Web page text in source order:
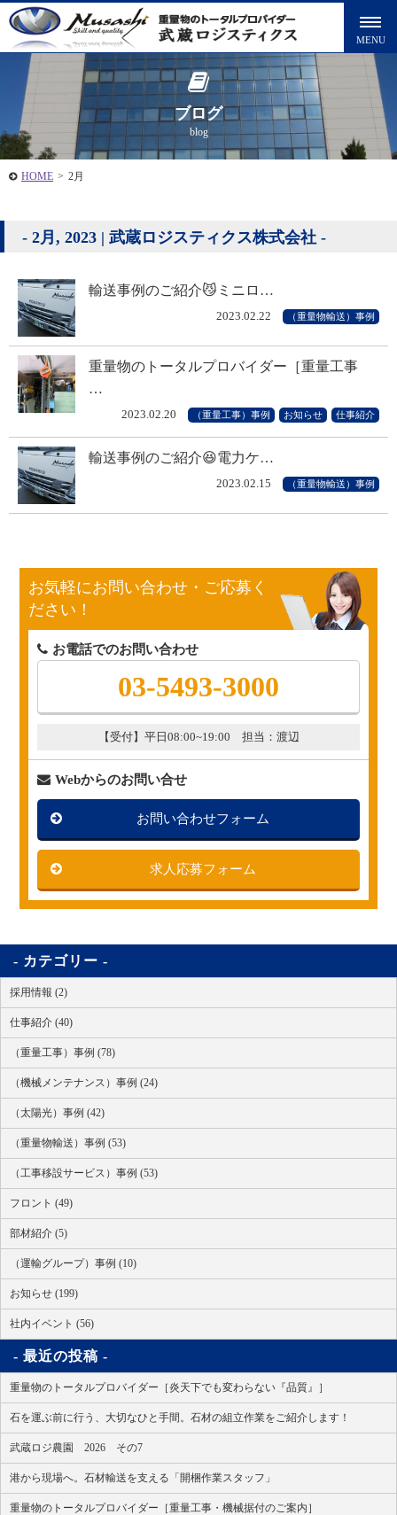
ブログ
blog
HOME > 2月
2月, 2023 | 武蔵ロジスティクス株式会社
輸送事例のご紹介😼ミニロ…
2023.02.22 （重量物輸送）事例
重量物のトータルプロバイダー［重量工事
…
2023.02.20 （重量工事）事例 お知らせ 仕事紹介
輸送事例のご紹介😆電力ケ…
2023.02.15 （重量物輸送）事例
お気軽にお問い合わせ・ご応募く
ださい！
お電話でのお問い合わせ
03-5493-3000
【受付】平日08:00~19:00 担当：渡辺
Webからのお問い合せ
お問い合わせフォーム
求人応募フォーム
カテゴリー
採用情報 (2)
仕事紹介 (40)
（重量工事）事例 (78)
（機械メンテナンス）事例 (24)
（太陽光）事例 (42)
（重量物輸送）事例 (53)
（工事移設サービス）事例 (53)
フロント (49)
部材紹介 (5)
（運輸グループ）事例 (10)
お知らせ (199)
社内イベント (56)
最近の投稿
重量物のトータルプロバイダー［炎天下でも変わらない『品質』］
石を運ぶ前に行う、大切なひと手間。石材の組立作業をご紹介します！
武蔵ロジ農園 2026 その7
港から現場へ。石材輸送を支える「開梱作業スタッフ」
重量物のトータルプロバイダー［重量工事・機械据付のご案内］